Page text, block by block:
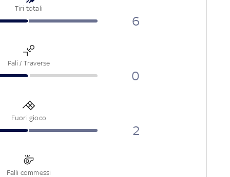
Tiri totali
6
Pali / Traverse
0
Fuori gioco
2
Falli commessi